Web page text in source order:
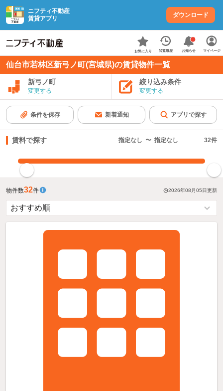
ニフティ不動産
賃貸アプリ
ダウンロード
お気に入り 閲覧履歴 お知らせ マイページ
仙台市若林区新弓ノ町(宮城県)の賃貸物件一覧
新弓ノ町
変更する
絞り込み条件
変更する
条件を保存 新着通知 アプリで探す
賃料で探す 指定なし 〜 指定なし 32件
物件数32件 2026年08月05日更新